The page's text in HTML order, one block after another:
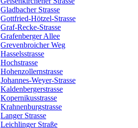
Gladbacher Strasse
Gottfried-Hötzel-Strasse
Graf-Recke-Strasse
Grafenberger Allee
Grevenbroicher Weg
Hasselsstrasse
Hochstrasse
Hohenzollernstrasse
Johannes-Weyer-Strasse
Kaldenbergerstrasse
Kopernikusstrasse
Krahnenburgstrasse
Langer Strasse
Leichlinger Straße